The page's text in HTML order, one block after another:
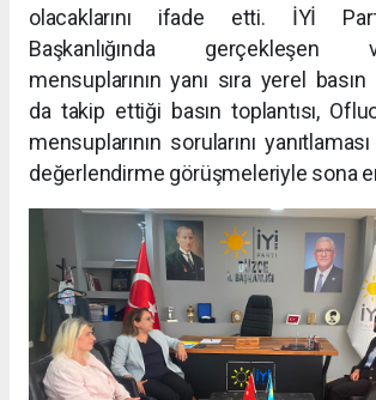
olacaklarını ifade etti. İYİ
Başkanlığında
mensuplarının yanı sıra yerel basın
da takip ettiği basın toplantısı,
mensuplarının sorularını
değerlendirme görüşmeleriyle sona